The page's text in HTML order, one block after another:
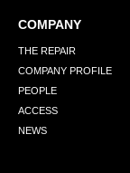
COMPANY
THE REPAIR
COMPANY PROFILE
PEOPLE
ACCESS
NEWS